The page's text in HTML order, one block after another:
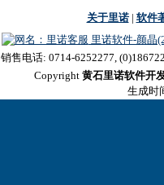
关于里诺| 软件
里诺软件-颜晶
销售电话: 0714-6252277,
Copyright 黄石里诺软件开
生成时